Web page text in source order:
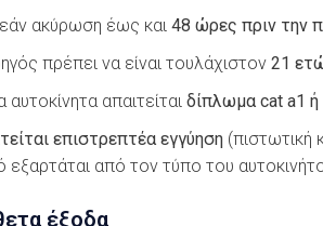
ακύρωση έως και 48 ώρες πριν την
πρέπει να είναι τουλάχιστον 21
αυτοκίνητα απαιτείται δίπλωμα cat a1 ή
επιστρεπτέα εγγύηση (πιστωτική
εξαρτάται από τον τύπο του
έξοδα